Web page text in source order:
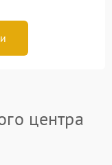
центра